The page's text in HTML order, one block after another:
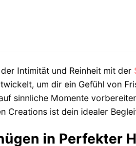
Intimität und Reinheit mit der
um dir ein Gefühl von
sinnliche Momente
Creations ist dein idealer
in Perfekter